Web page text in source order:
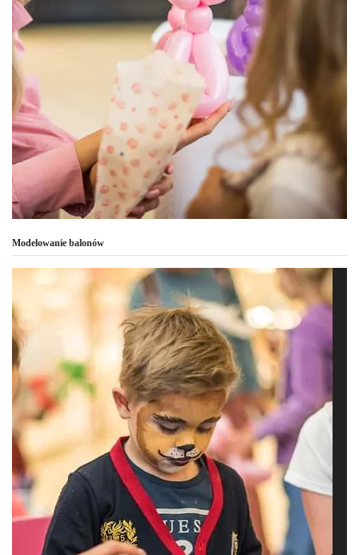
Modelowanie balonów